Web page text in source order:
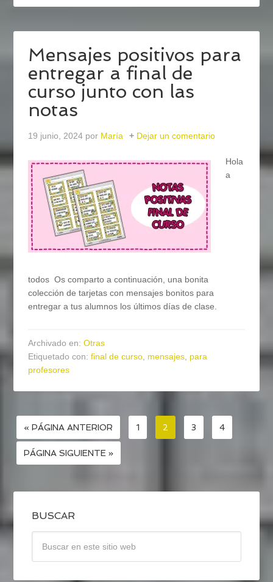
Mensajes positivos para
entregar a final de
curso junto con las
notas
19 junio, 2024 por María Dejar un comentario
Hola
a
todos Os comparto a continuación, una bonita
colección de tarjetas con mensajes bonitos para
entregar a tus alumnos los últimos días de clase.
Archivado en:Otras
Etiquetado con:final de curso, mensajes, para
profesores
« PÁGINA ANTERIOR 1 2 3 4
PÁGINA SIGUIENTE »
BUSCAR